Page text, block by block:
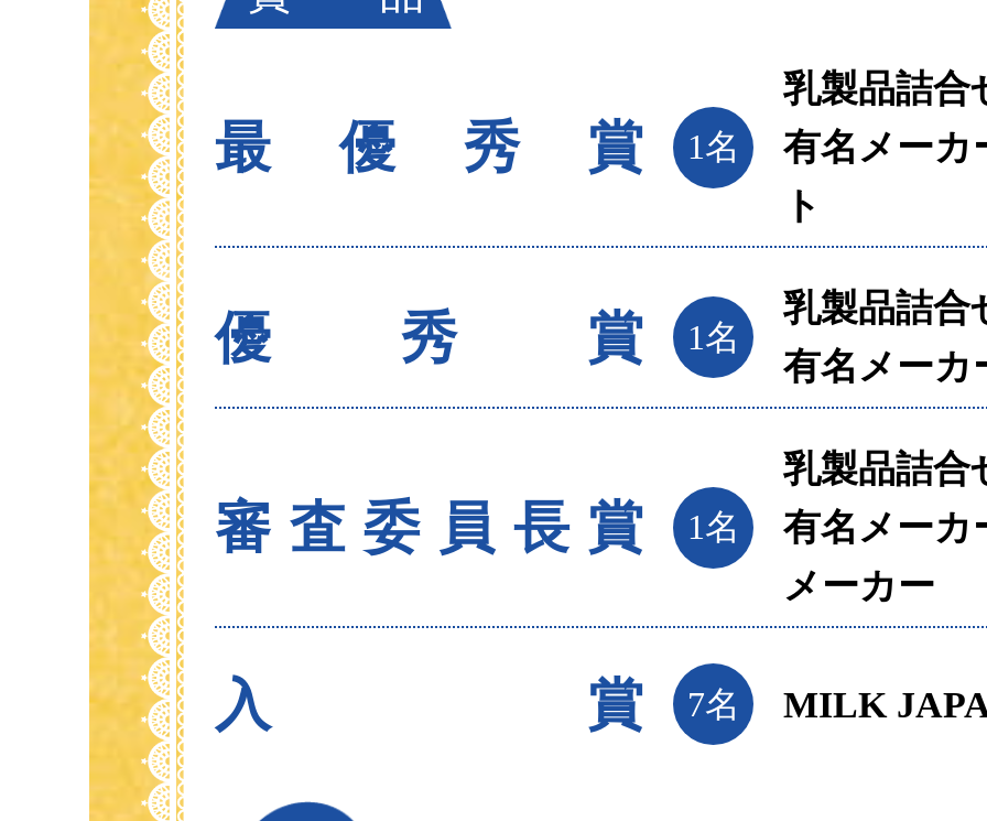
最優秀賞 1名
乳製品詰合
有名メーカ
ト
優秀賞 1名
乳製品詰合
有名メーカ
審査委員長賞 1名
乳製品詰合
有名メーカ
メーカー
入賞 7名 MILK